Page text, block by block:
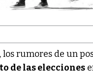
los rumores de un
de las elecciones